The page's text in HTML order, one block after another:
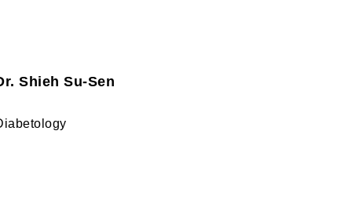
Shieh Su-Sen